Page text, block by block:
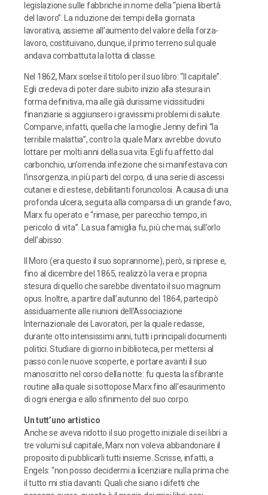
legislazione sulle fabbriche in nome della “piena libertà
del lavoro”. La riduzione dei tempi della giornata
lavorativa, assieme all’aumento del valore della forza-
lavoro, costituivano, dunque, il primo terreno sul quale
andava combattuta la lotta di classe.
Nel 1862, Marx scelse il titolo per il suo libro: “Il capitale”.
Egli credeva di poter dare subito inizio alla stesura in
forma definitiva, ma alle già durissime vicissitudini
finanziarie si aggiunsero i gravissimi problemi di salute.
Comparve, infatti, quella che la moglie Jenny definì “la
terribile malattia”, contro la quale Marx avrebbe dovuto
lottare per molti anni della sua vita. Egli fu affetto dal
carbonchio, un’orrenda infezione che si manifestava con
l’insorgenza, in più parti del corpo, di una serie di ascessi
cutanei e di estese, debilitanti foruncolosi. A causa di una
profonda ulcera, seguita alla comparsa di un grande favo,
Marx fu operato e “rimase, per parecchio tempo, in
pericolo di vita”. La sua famiglia fu, più che mai, sull’orlo
dell’abisso.
Il Moro (era questo il suo soprannome), però, si riprese e,
fino al dicembre del 1865, realizzò la vera e propria
stesura di quello che sarebbe diventato il suo magnum
opus. Inoltre, a partire dall’autunno del 1864, partecipò
assiduamente alle riunioni dell’Associazione
Internazionale dei Lavoratori, per la quale redasse,
durante otto intensissimi anni, tutti i principali documenti
politici. Studiare di giorno in biblioteca, per mettersi al
passo con le nuove scoperte, e portare avanti il suo
manoscritto nel corso della notte: fu questa la sfibrante
routine alla quale si sottopose Marx fino all’esaurimento
di ogni energia e allo sfinimento del suo corpo.
Un tutt’uno artistico
Anche se aveva ridotto il suo progetto iniziale di sei libri a
tre volumi sul capitale, Marx non voleva abbandonare il
proposito di pubblicarli tutti insieme. Scrisse, infatti, a
Engels: “non posso decidermi a licenziare nulla prima che
il tutto mi stia davanti. Quali che siano i difetti che